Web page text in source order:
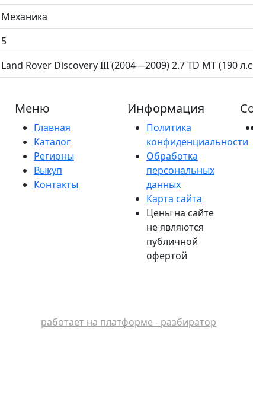
Механика
5
Land Rover Discovery III (2004—2009) 2.7 TD MT (190
Меню
Главная
Каталог
Регионы
Выкуп
Контакты
Информация
Политика
конфиденциальности
Обработка
персональных
данных
Карта сайта
Цены на сайте
не являются
публичной
офертой
работает на платформе - разбиратор